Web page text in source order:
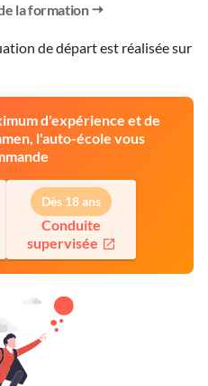
la formation
de départ est réaliséesur
d'expérience et de
l'auto-école vous
Dès 18 ans
Conduite
supervisée